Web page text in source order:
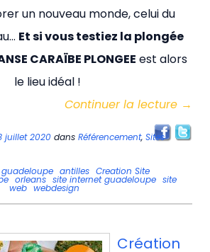
un nouveau monde, celui du
Et si vous testiez la plongée
CARAÏBE PLONGEE est alors
le lieu idéal !
Continuer la lecture →
juillet 2020 dans Référencement, Sites
antilles Creation Site
orleans site internet guadeloupe site
web webdesign
Création